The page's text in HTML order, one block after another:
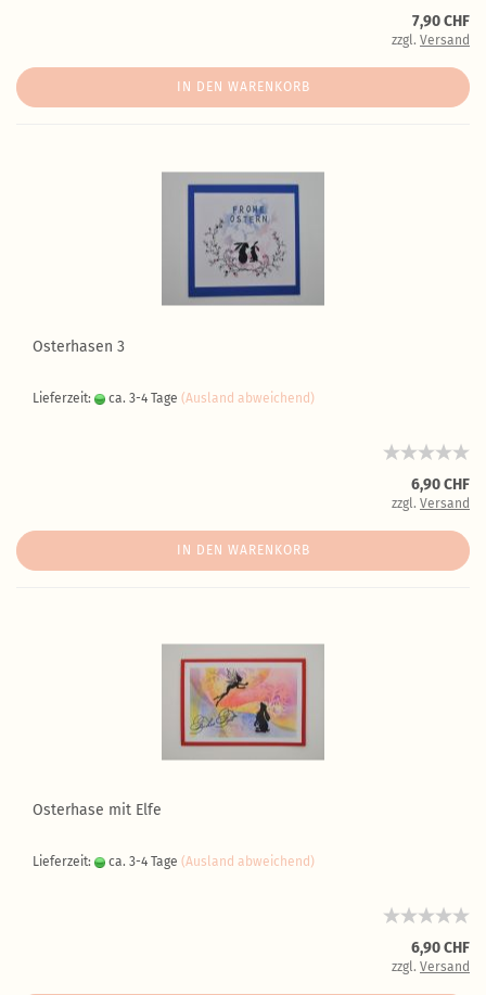
7,90 CHF
zzgl. Versand
IN DEN WARENKORB
Osterhasen 3
Lieferzeit: ca. 3-4 Tage (Ausland abweichend)
6,90 CHF
zzgl. Versand
IN DEN WARENKORB
Osterhase mit Elfe
Lieferzeit: ca. 3-4 Tage (Ausland abweichend)
6,90 CHF
zzgl. Versand